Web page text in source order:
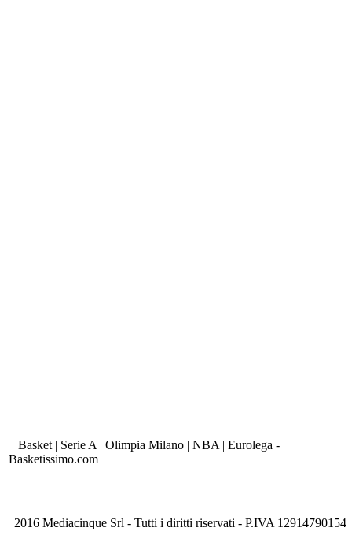
Basket | Serie A | Olimpia Milano | NBA | Eurolega -
Basketissimo.com
2016 Mediacinque Srl - Tutti i diritti riservati - P.IVA 12914790154